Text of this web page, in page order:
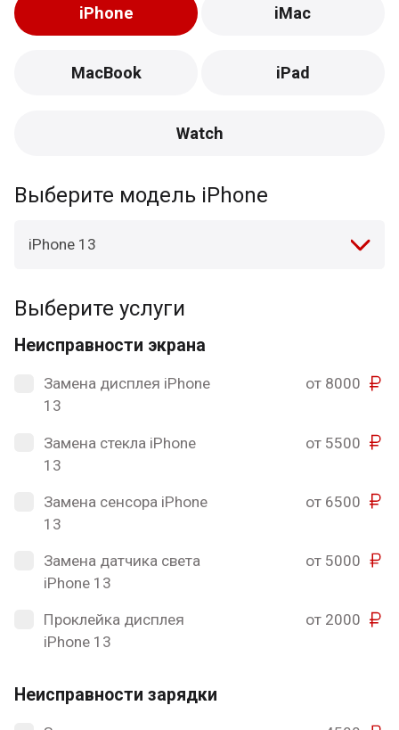
iPhone iMac
MacBook iPad
Watch
Выберите модель iPhone
iPhone 13
Выберите услуги
Неисправности экрана
Замена дисплея iPhone
13
от 8000
Замена стекла iPhone
13
от 5500
Замена сенсора iPhone
13
от 6500
Замена датчика света
iPhone 13
от 5000
Проклейка дисплея
iPhone 13
от 2000
Неисправности зарядки